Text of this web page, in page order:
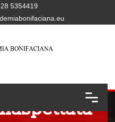
5354419